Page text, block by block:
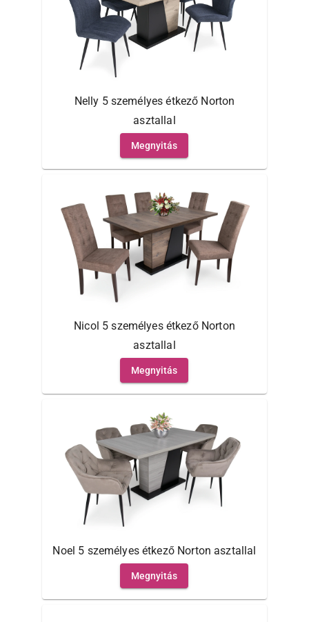
Nelly 5 személyes étkező Norton
asztallal
Megnyitás
Nicol 5 személyes étkező Norton
asztallal
Megnyitás
Noel 5 személyes étkező Norton asztallal
Megnyitás